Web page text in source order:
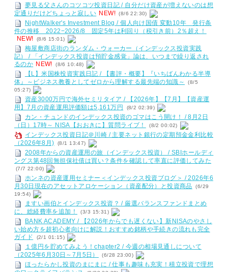
夢見る父さんのコツコツ投資日記 / 自分だけ資産が増えないのは想
定通りだけどちょっと寂しい NEW! (8/6 22:30)
NightWalker's Investment Blog / 個人向け国債 変動10年 発行条
件の推移 2022−2026/8 固定5年は利回り（税引き前）2％超え！
NEW!
(8/6 15:01)
梅屋敷商店街のランダム・ウォーカー（インデックス投資実践
記） / 「インデックス投資は預貯金感覚」論は、いつまで繰り返され
るのか NEW! (8/6 10:48)
【L】米国株投資実践日記 / 【書評・概要】『いちばんわかる半導
体』～ビジネス教養としてゼロから理解する最先端の知識～
(8/5
05:27)
資産3000万円で海外セミリタイア / 【2026年】【7月】【資産運
用】7月の資産運用評価額は5,161万円
(8/2 02:39)
カン・チュンドのインデックス投資のゴマはこう開け！ / 8月2日
（日）17時～ NISA【おおきに】質問ライブ！
(8/2 00:02)
インデックス投資日記＠川崎 / 主要ネット銀行の定期預金金利比較
（2026年8月)
(8/1 13:47)
2008年からの資産運用の旅（インデックス投資） / SBIホールディ
ングス第48回無担保社債は買い？条件を確認して率直に評価してみた
(7/7 22:00)
ホンネの資産運用セミナー＜インデックス投資ブログ＞ / 2026年6
月30日現在のアセットアロケーション（資産配分）と投資商品
(6/29
19:54)
ますい画伯とインデックス投資？ / 厳選バランスファンドまとめ
に、総経費率を追加！
(3/3 15:31)
BANK ACADEMY / 【2026年からでも遅くない】新NISAのやさし
い始め方を超初心者向けに解説！おすすめ銘柄や手続きの流れも完全
ガイド
(2/1 01:15)
１億円を貯めてみよう！chapter2 / 今週の相場見通しについて
（2025年6月30日～7月5日）
(6/28 23:00)
ほったらかし投資のまにまに / 仕事も趣味も充実！積立投資で理想